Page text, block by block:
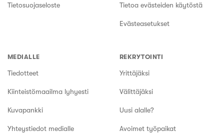
Tietosuojaseloste Tietoa evästeiden käytöstä
Evästeasetukset
MEDIALLE
Tiedotteet
Kiinteistömaailma lyhyesti
Kuvapankki
Yhteystiedot medialle
REKRYTOINTI
Yrittäjäksi
Välittäjäksi
Uusi alalle?
Avoimet työpaikat